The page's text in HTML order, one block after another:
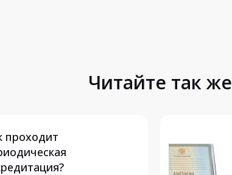
Читайте так же
проходит